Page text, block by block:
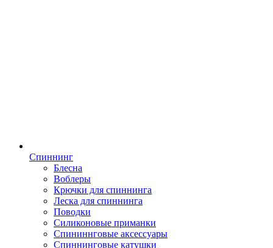
Спиннинг
Блесна
Воблеры
Крючки для спиннинга
Леска для спиннинга
Поводки
Силиконовые приманки
Спининнговые аксессуары
Спиннинговые катушки